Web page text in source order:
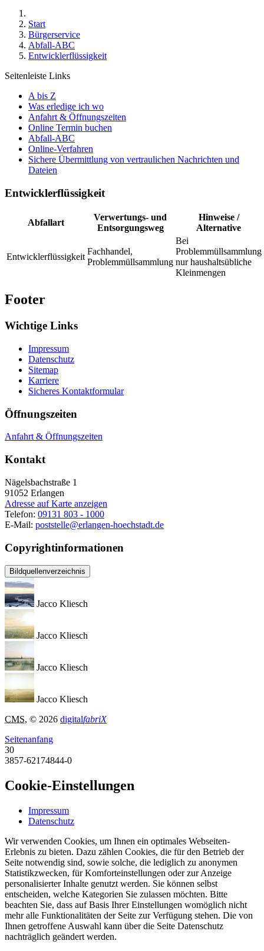
Start
Bürgerservice
Abfall-ABC
Entwicklerflüssigkeit
Seitenleiste Links
A bis Z
Was erledige ich wo
Anfahrt & Öffnungszeiten
Online Termin buchen
Abfall-ABC
Online-Verfahren
Sichere Übermittlung von vertraulichen Nachrichten und
Dateien
Entwicklerflüssigkeit
Abfallart
Verwertungs- und
Entsorgungsweg
Hinweise /
Alternative
Entwicklerflüssigkeit
Fachhandel,
Problemmüllsammlung
Bei
Problemmüllsammlung
nur haushaltsübliche
Kleinmengen
Footer
Wichtige Links
Impressum
Datenschutz
Sitemap
Karriere
Sicheres Kontaktformular
Öffnungszeiten
Anfahrt & Öffnungszeiten
Kontakt
Nägelsbachstraße 1
91052 Erlangen
Adresse auf Karte anzeigen
Telefon: 09131 803 - 1000
E-Mail: poststelle@erlangen-hoechstadt.de
Copyrightinformationen
Bildquellenverzeichnis
Jacco Kliesch
Jacco Kliesch
Jacco Kliesch
Jacco Kliesch
CMS, © 2026 digitalfabriX
Seitenanfang
30
3857-62174844-0
Cookie-Einstellungen
Impressum
Datenschutz
Wir verwenden Cookies, um Ihnen ein optimales Webseiten-
Erlebnis zu bieten. Dazu zählen Cookies, die für den Betrieb der
Seite notwendig sind, sowie solche, die lediglich zu anonymen
Statistikzwecken, für Komforteinstellungen oder zur Anzeige
personalisierter Inhalte genutzt werden. Sie können selbst
entscheiden, welche Kategorien Sie zulassen möchten. Bitte
beachten Sie, dass auf Basis Ihrer Einstellungen womöglich nicht
mehr alle Funktionalitäten der Seite zur Verfügung stehen. Die von
Ihnen getroffene Auswahl kann über die Seite Datenschutz
nachträglich geändert werden.